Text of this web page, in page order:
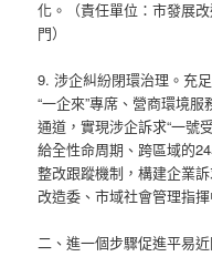
化。（責任單位：市發展
門）
9. 涉企糾紛閉環治理。充
“一企來”專席、營商環境
通道，實現涉企訴求“一號
給全性命周期、跨區域的
整改跟蹤機制，構建企業
改造委、市域社會管理指揮
二、進一個步驟促進平易